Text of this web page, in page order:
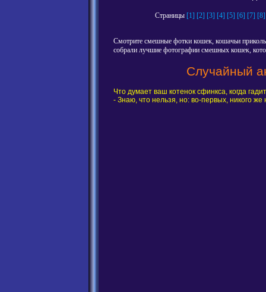
Страницы [1] [2] [3] [4] [5] [6] [7] [8]
Смотрите смешные фотки кошек, кошачьи
собрали лучшие фотографии смешных кошек,
Случайный
Что думает ваш котенок сфинкса, когда
- Знаю, что нельзя, но: во-первых, никого